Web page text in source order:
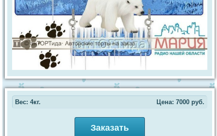
Вес: 4кг. Цена: 7000 руб.
Заказать